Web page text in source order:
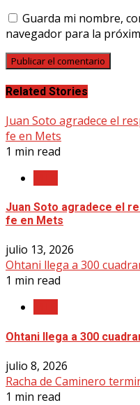
Guarda mi nombre,
navegador para la
Related Stories
Juan Soto agradece el
fe en Mets
1 min read
Juan Soto agradece el
fe en Mets
julio 13, 2026
Ohtani llega a 300
1 min read
Ohtani llega a 300
julio 8, 2026
Racha de Caminero
1 min read